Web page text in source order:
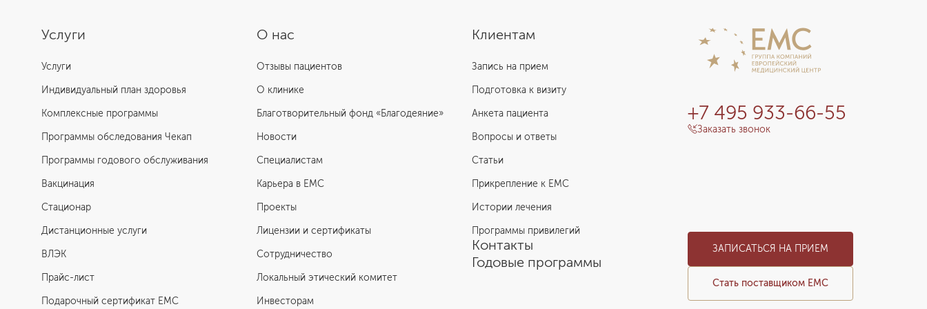
О нас
Отзывы пациентов
О клинике
Благотворительный фонд «Благодеяние»
Новости
Специалистам
Карьера в ЕМС
Проекты
Лицензии и сертификаты
Сотрудничество
Локальный этический комитет
Инвесторам
Услуги
Услуги
Индивидуальный план здоровья
Комплексные программы
Программы обследования Чекап
Программы годового обслуживания
Вакцинация
Стационар
Дистанционные услуги
ВЛЭК
Прайс-лист
Подарочный сертификат EMC
Клиентам
Запись на прием
Подготовка к визиту
Анкета пациента
Вопросы и ответы
Статьи
Прикрепление к EMC
Истории лечения
Программы привилегий
Контакты
Годовые программы
+7 495 933-66-55
Заказать звонок
ЗАПИСАТЬСЯ НА ПРИЕМ
Стать поставщиком ЕМС